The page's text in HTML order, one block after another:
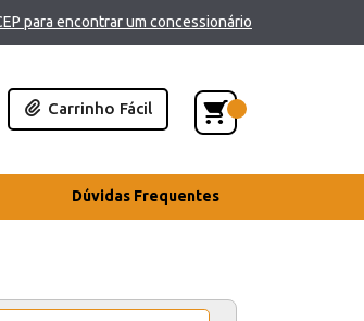
para encontrar um concessionário
Carrinho Fácil
Dúvidas Frequentes